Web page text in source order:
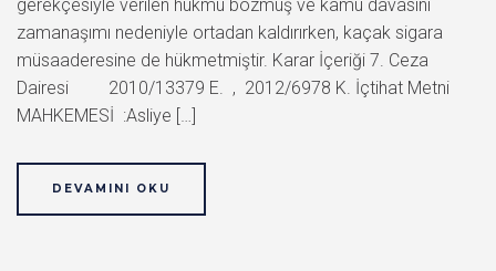
gerekçesiyle verilen hükmü bozmuş ve kamu davasını
zamanaşımı nedeniyle ortadan kaldırırken, kaçak sigara
müsaaderesine de hükmetmiştir. Karar İçeriği 7. Ceza
Dairesi 2010/13379 E. , 2012/6978 K. İçtihat Metni
MAHKEMESİ :Asliye […]
DEVAMINI OKU